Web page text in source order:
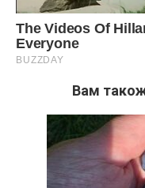
Вам